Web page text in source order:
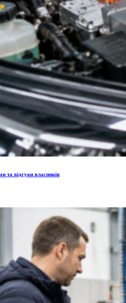
та відгуки власників